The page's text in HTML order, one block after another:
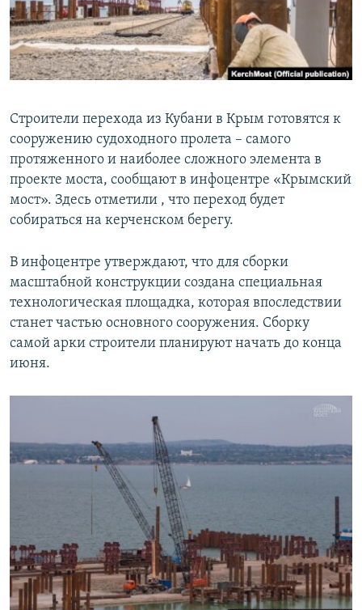
ПОБЕДИТЕЛЕЙ НЕ СУДЯТ?
КРЫМ.НЕПОКОРЕННЫЙ
ELIFBE
ПРИСОЕДИНЯЙТЕСЬ!
Все сайты RFE/RL
Строители перехода из Кубани в Крым готовятся к
сооружению судоходного пролета – самого
протяженного и наиболее сложного элемента в
проекте моста, сообщают в инфоцентре «Крымский
мост». Здесь отметили , что переход будет
собираться на керченском берегу.
В инфоцентре утверждают, что для сборки
масштабной конструкции создана специальная
технологическая площадка, которая впоследствии
станет частью основного сооружения. Сборку
самой арки строители планируют начать до конца
июня.